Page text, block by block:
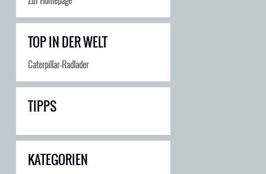
TOP IN DER WELT
Caterpillar-Radlader
TIPPS
KATEGORIEN